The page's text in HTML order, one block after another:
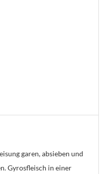
garen, absieben und
Gyrosfleisch in einer